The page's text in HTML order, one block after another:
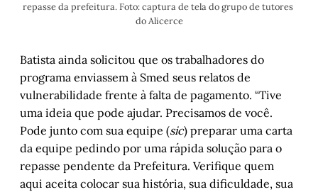
repasse da prefeitura. Foto: captura de tela do grupo de tutores
do Alicerce
Batista ainda solicitou que os trabalhadores do
programa enviassem à Smed seus relatos de
vulnerabilidade frente à falta de pagamento. “Tive
uma ideia que pode ajudar. Precisamos de você.
Pode junto com sua equipe (sic) preparar uma carta
da equipe pedindo por uma rápida solução para o
repasse pendente da Prefeitura. Verifique quem
aqui aceita colocar sua história, sua dificuldade, sua